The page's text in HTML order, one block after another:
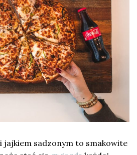
jajkiem sadzonym to smakowite